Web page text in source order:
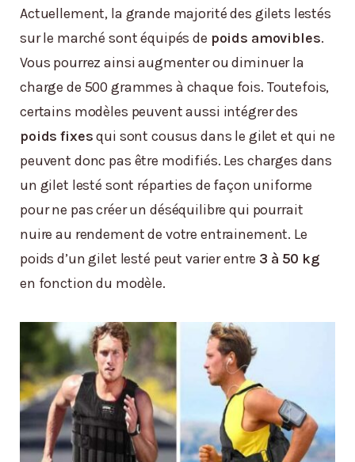
Actuellement, la grande majorité des gilets lestés
sur le marché sont équipés de poids amovibles.
Vous pourrez ainsi augmenter ou diminuer la
charge de 500 grammes à chaque fois. Toutefois,
certains modèles peuvent aussi intégrer des
poids fixesqui sont cousus dans le gilet et qui ne
peuvent donc pas être modifiés. Les charges dans
un gilet lesté sont réparties de façon uniforme
pour ne pas créer un déséquilibre qui pourrait
nuire au rendement de votre entrainement. Le
poids d’un gilet lesté peut varier entre 3 à 50 kg
en fonction du modèle.